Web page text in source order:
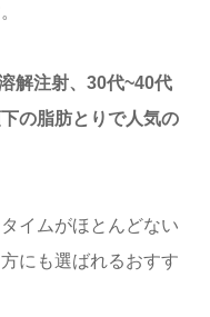
解注射、30代~40代
の脂肪とりで人気の
イムがほとんどない
にも選ばれるおすす